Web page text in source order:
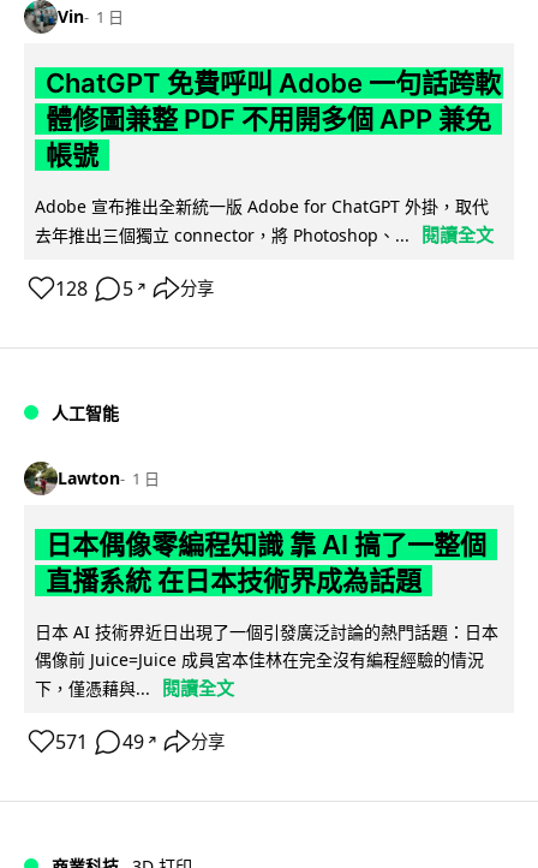
Vin 1 日
ChatGPT 免費呼叫 Adobe 一句話跨軟
體修圖兼整 PDF 不用開多個 APP 兼免
帳號
Adobe 宣布推出全新統一版 Adobe for ChatGPT 外掛，取代
去年推出三個獨立 connector，將 Photoshop、...
閱讀全文
128 5 ↗ 分享
人工智能
Lawton 1 日
日本偶像零編程知識 靠 AI 搞了一整個
直播系統 在日本技術界成為話題
日本 AI 技術界近日出現了一個引發廣泛討論的熱門話題：日本
偶像前 Juice=Juice 成員宮本佳林在完全沒有編程經驗的情況
下，僅憑藉與...
閱讀全文
571 49 ↗ 分享